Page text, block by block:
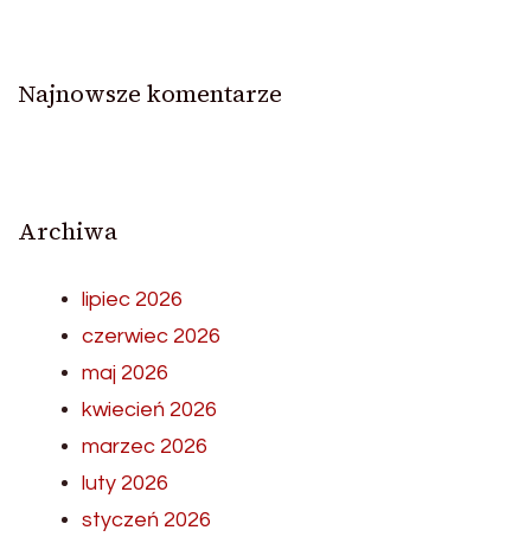
Najnowsze komentarze
Archiwa
lipiec 2026
czerwiec 2026
maj 2026
kwiecień 2026
marzec 2026
luty 2026
styczeń 2026